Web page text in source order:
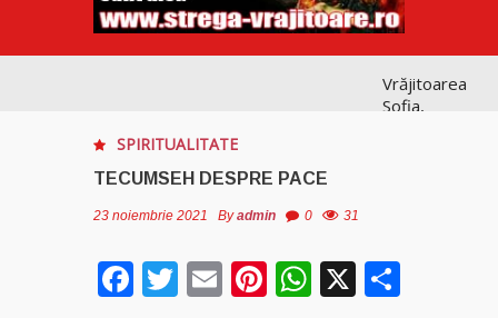
Vrăjitoarea
Sofia,
în magie
SPIRITUALITATE
TECUMSEH DESPRE PACE
23 noiembrie 2021 Byadmin 0 31
Facebook
Twitter
EmailPinterest
WhatsApp
X